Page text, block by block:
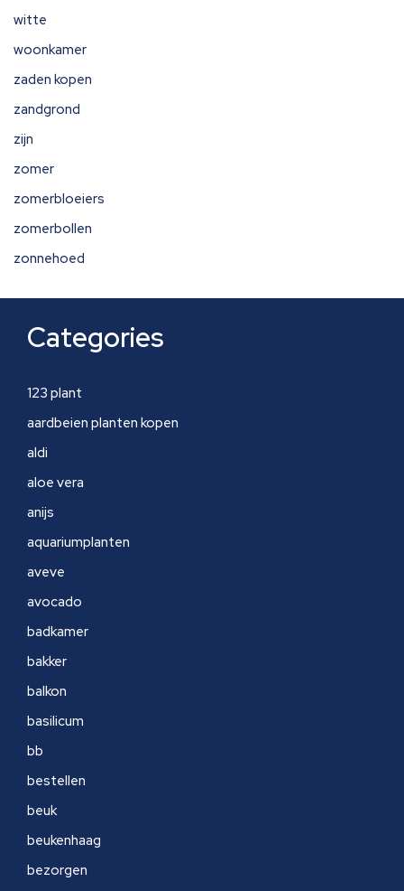
witte
woonkamer
zaden kopen
zandgrond
zijn
zomer
zomerbloeiers
zomerbollen
zonnehoed
Categories
123 plant
aardbeien planten kopen
aldi
aloe vera
anijs
aquariumplanten
aveve
avocado
badkamer
bakker
balkon
basilicum
bb
bestellen
beuk
beukenhaag
bezorgen